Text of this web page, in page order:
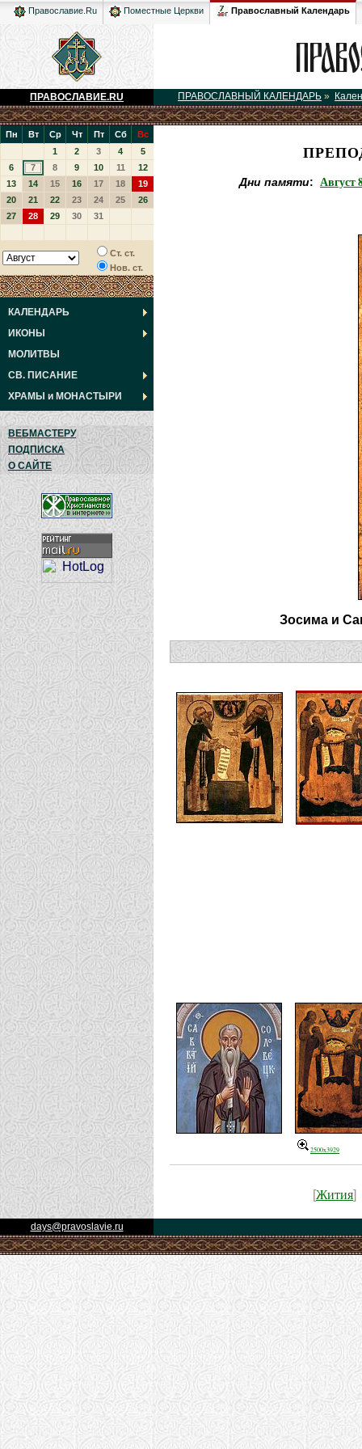
Православие.Ru Поместные Церкви Православный Календарь
ПРАВОСЛАВИЕ.RU ПРАВОСЛАВНЫЙ КАЛЕНДАРЬ »
Пн Вт Ср Чт Пт Сб
Вс
1
2 3 4
5
6
7 8 9 10 11
12
13
14 15 16 17 18
19
20
21 22 23 24 25
26
27
28 29 30 31
Ст. ст.
Нов. ст.
КАЛЕНДАРЬ
ИКОНЫ
МОЛИТВЫ
СВ. ПИСАНИЕ
ХРАМЫ и МОНАСТЫРИ
ВЕБМАСТЕРУ
ПОДПИСКА
О САЙТЕ
Дни памяти: Август
Зосима и
2500x3929
Жития
days@pravoslavie.ru